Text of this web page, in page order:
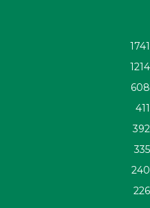
1741
1214
608
411
392
335
240
226